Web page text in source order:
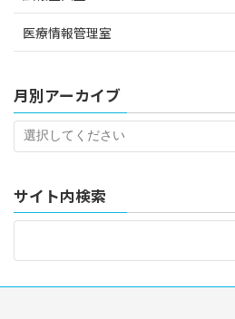
医療情報管理室
月別アーカイブ
サイト内検索